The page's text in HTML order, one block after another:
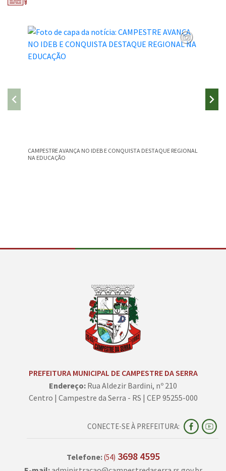
CAMPESTRE AVANÇA NO IDEB E CONQUISTA DESTAQUE REGIONAL
NA EDUCAÇÃO
PREFEITURA MUNICIPAL DE CAMPESTRE DA SERRA
Endereço: Rua Aldezir Bardini, nº 210
Centro | Campestre da Serra - RS | CEP 95255-000
CONECTE-SE À PREFEITURA:
Telefone:(54) 3698 4595